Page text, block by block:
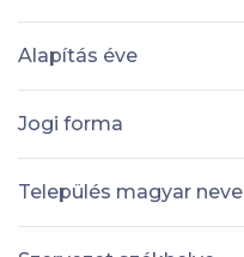
Alapítás éve
Jogi forma
Település magyar neve